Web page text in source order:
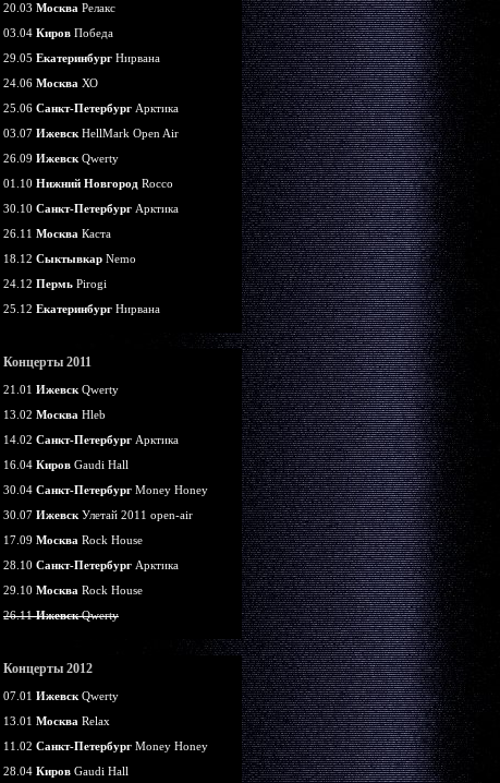
20.03 Москва Релакс
03.04 Киров Победа
29.05 Екатеринбург Нирвана
24.06 Москва ХО
25.06 Санкт-Петербург Арктика
03.07 Ижевск HellMark Open Air
26.09 Ижевск Qwerty
01.10 Нижний Новгород Rocco
30.10 Санкт-Петербург Арктика
26.11 Москва Каста
18.12 Сыктывкар Nemo
24.12 Пермь Pirogi
25.12 Екатеринбург Нирвана
Концерты 2011
21.01 Ижевск Qwerty
13.02 Москва Hleb
14.02 Санкт-Петербург Арктика
16.04 Киров Gaudi Hall
30.04 Санкт-Петербург Money Honey
30.07 Ижевск Улетай 2011 open-air
17.09 Москва Rock House
28.10 Санкт-Петербург Арктика
29.10 Москва Rock House
26.11ИжевскQwerty
Концерты 2012
07.01 Ижевск Qwerty
13.01 Москва Relax
11.02 Санкт-Петербург Money Honey
28.04 Киров Gaudi Hall